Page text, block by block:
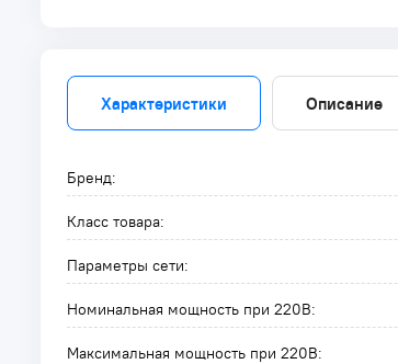
Характеристики Описание
Бренд:
Класс товара:
Параметры сети:
Номинальная мощность при 220В:
Максимальная мощность при 220В: